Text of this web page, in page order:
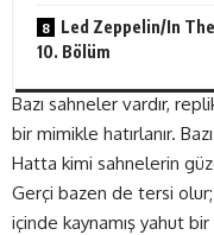
Led Zeppelin/In
10. Bölüm
Bazı sahneler vardır,
bir mimikle hatırlanır.
Hatta kimi sahnelerin
Gerçi bazen de tersi olur;
içinde kaynamış yahut